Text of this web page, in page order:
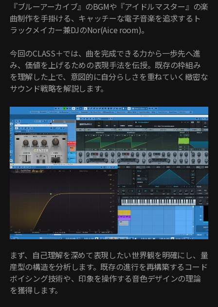
『ブルーアーカイブ』のBGMや『アイドルマスター』の楽
曲制作を手掛ける、キャッチーな電子音楽を追求するト
ラックメイカー兼DJのNor(Aice room)。
今回のCLASS＋では、曲を完成できる力から一歩先へ進
み、価値を上げるための表現手法を伝授。既存の枠組み
を理解した上で、意図的に自分らしさを重ねていく緻密な
サウンド戦略を解説します。
まず、自己理解を深めて表現したい世界観を明確にし、量
産型の構造を分析します。既存の進行を再構築するコード
ボイシング技術や、印象を操作する音色デザインの理論
を獲得します。